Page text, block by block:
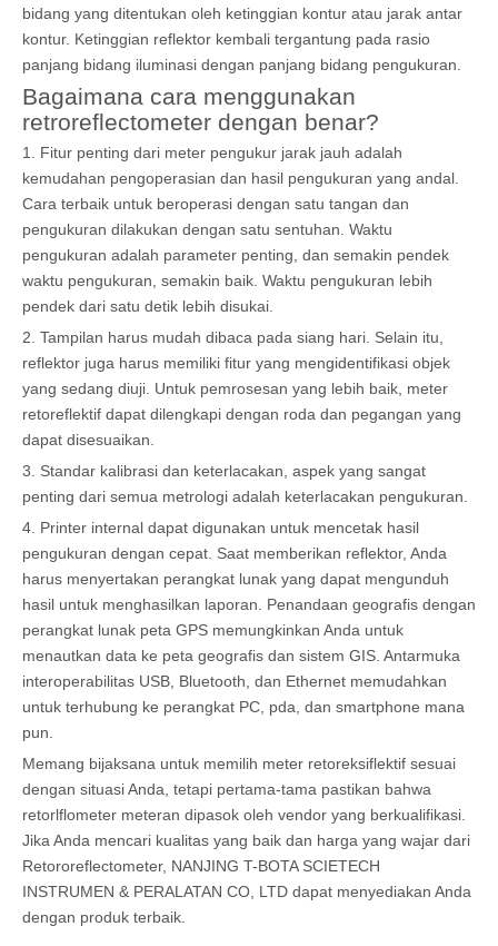
bidang yang ditentukan oleh ketinggian kontur atau jarak antar
kontur. Ketinggian reflektor kembali tergantung pada rasio
panjang bidang iluminasi dengan panjang bidang pengukuran.
Bagaimana cara menggunakan
retroreflectometer dengan benar?
1. Fitur penting dari meter pengukur jarak jauh adalah
kemudahan pengoperasian dan hasil pengukuran yang andal.
Cara terbaik untuk beroperasi dengan satu tangan dan
pengukuran dilakukan dengan satu sentuhan. Waktu
pengukuran adalah parameter penting, dan semakin pendek
waktu pengukuran, semakin baik. Waktu pengukuran lebih
pendek dari satu detik lebih disukai.
2. Tampilan harus mudah dibaca pada siang hari. Selain itu,
reflektor juga harus memiliki fitur yang mengidentifikasi objek
yang sedang diuji. Untuk pemrosesan yang lebih baik, meter
retoreflektif dapat dilengkapi dengan roda dan pegangan yang
dapat disesuaikan.
3. Standar kalibrasi dan keterlacakan, aspek yang sangat
penting dari semua metrologi adalah keterlacakan pengukuran.
4. Printer internal dapat digunakan untuk mencetak hasil
pengukuran dengan cepat. Saat memberikan reflektor, Anda
harus menyertakan perangkat lunak yang dapat mengunduh
hasil untuk menghasilkan laporan. Penandaan geografis dengan
perangkat lunak peta GPS memungkinkan Anda untuk
menautkan data ke peta geografis dan sistem GIS. Antarmuka
interoperabilitas USB, Bluetooth, dan Ethernet memudahkan
untuk terhubung ke perangkat PC, pda, dan smartphone mana
pun.
Memang bijaksana untuk memilih meter retoreksiflektif sesuai
dengan situasi Anda, tetapi pertama-tama pastikan bahwa
retorlflometer meteran dipasok oleh vendor yang berkualifikasi.
Jika Anda mencari kualitas yang baik dan harga yang wajar dari
Retororeflectometer, NANJING T-BOTA SCIETECH
INSTRUMEN & PERALATAN CO, LTD dapat menyediakan Anda
dengan produk terbaik.